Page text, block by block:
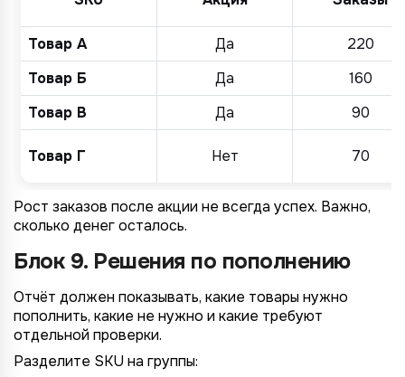
Товар А Да
220
Товар Б
Да
160
Товар В
Да 90
Товар Г Нет 70
Рост заказов после акции не всегда успех. Важно,
сколько денег осталось.
Блок 9. Решения по пополнению
Отчёт должен показывать, какие товары нужно
пополнить, какие не нужно и какие требуют
отдельной проверки.
Разделите SKU на группы:
Согласие на обработку ПД
*
Wildberries
Ozon
YandexMarket
MegaMarket
Другие
Не указывать
1 организация
до 5 организаций
более 5 организаций
Не указывать
до 1 млн.
от 5 до 10 млн.
от 10 млн.